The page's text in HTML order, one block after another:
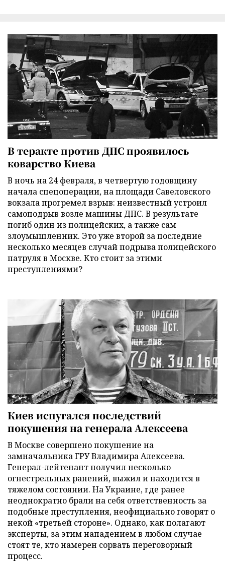
В теракте против ДПС проявилось
коварство Киева
В ночь на 24 февраля, в четвертую годовщину
начала спецоперации, на площади Савеловского
вокзала прогремел взрыв: неизвестный устроил
самоподрыв возле машины ДПС. В результате
погиб один из полицейских, а также сам
злоумышленник. Это уже второй за последние
несколько месяцев случай подрыва полицейского
патруля в Москве. Кто стоит за этими
преступлениями?
Киев испугался последствий
покушения на генерала Алексеева
В Москве совершено покушение на
замначальника ГРУ Владимира Алексеева.
Генерал-лейтенант получил несколько
огнестрельных ранений, выжил и находится в
тяжелом состоянии. На Украине, где ранее
неоднократно брали на себя ответственность за
подобные преступления, неофициально говорят о
некой «третьей стороне». Однако, как полагают
эксперты, за этим нападением в любом случае
стоят те, кто намерен сорвать переговорный
процесс.